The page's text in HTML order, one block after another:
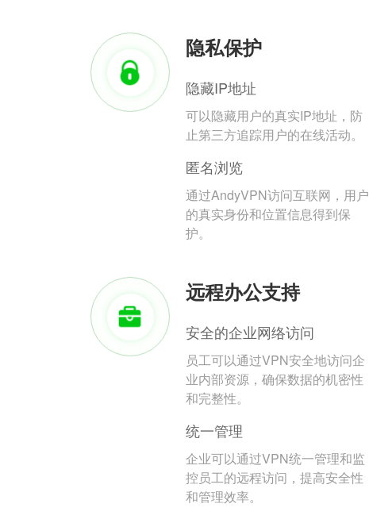
隐私保护
隐藏IP地址
可以隐藏用户的真实IP地址，防
止第三方追踪用户的在线活动。
匿名浏览
通过AndyVPN访问互联网，用户
的真实身份和位置信息得到保
护。
远程办公支持
安全的企业网络访问
员工可以通过VPN安全地访问企
业内部资源，确保数据的机密性
和完整性。
统一管理
企业可以通过VPN统一管理和监
控员工的远程访问，提高安全性
和管理效率。